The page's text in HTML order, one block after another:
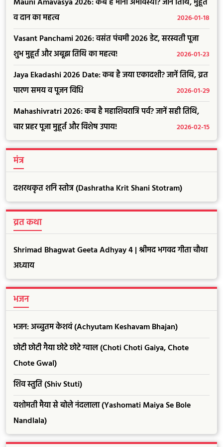
व दान का महत्व
2026-01-18
Vasant Panchami 2026: वसंत पंचमी 2026 डेट, सरस्वती पूजा
शुभ मुहूर्त और अबूझ तिथि का महत्व!
2026-01-23
Jaya Ekadashi 2026 Date: कब है जया एकादशी? जानें तिथि, व्रत
पारण समय व पूजन विधि
2026-01-29
Mahashivratri 2026: कब है महाशिवरात्रि पर्व? जानें सही तिथि,
चार प्रहर पूजा मुहूर्त और विशेष उपाय!
2026-02-15
मंत्र
दशरथकृत शनि स्तोत्र (Dashratha Krit Shani Stotram)
व्रत कथा
Shrimad Bhagwat Geeta Adhyay 4 | श्रीमद भगवद गीता चौथा
अध्याय
भजन
भजन: अच्चुतम केशवं (Achyutam Keshavam Bhajan)
छोटी छोटी गैया छोटे छोटे ग्वाल (Choti Choti Gaiya, Chote
Chote Gwal)
शिव स्तुति (Shiv Stuti)
यशोमती मैया से बोले नंदलाला (Yashomati Maiya Se Bole
Nandlala)